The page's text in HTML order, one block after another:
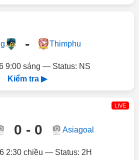
- Thimphu
9:00 sáng — Status: NS
Kiểm tra ▶
LIVE
0 - 0 Asiagoal
2:30 chiều — Status: 2H